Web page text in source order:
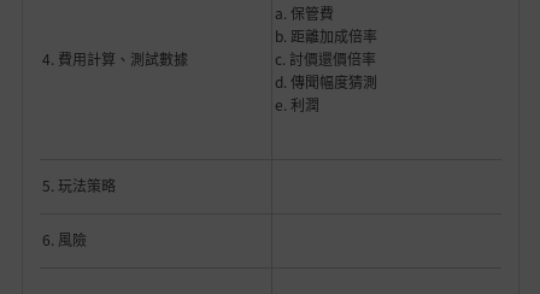
4. 費用計算、測試數據
a. 保管費
b. 距離加成倍率
c. 討價還價倍率
d. 傳聞幅度猜測
e. 利潤
5. 玩法策略
6. 風險